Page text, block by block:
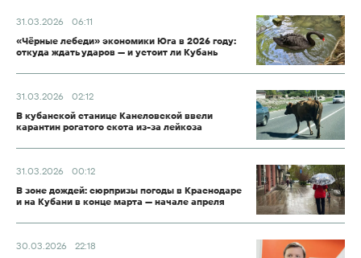
31.03.2026
06:11
«Чёрные лебеди» экономики Юга в 2026 году:
откуда ждать ударов — и устоит ли Кубань
31.03.2026
02:12
В кубанской станице Канеловской ввели
карантин рогатого скота из-за лейкоза
31.03.2026
00:12
В зоне дождей: сюрпризы погоды в Краснодаре
и на Кубани в конце марта — начале апреля
30.03.2026
22:18